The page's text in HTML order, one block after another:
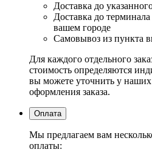
Доставка до
Доставка до
вашем городе
Самовывоз из пункта
Для каждого отдельного
стоимость определяются
вы можете уточнить у
оформления заказа.
Оплата
Мы предлагаем вам
оплаты: